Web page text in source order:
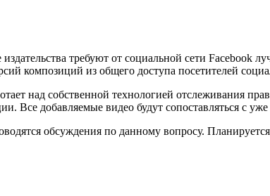
требуют от социальной сети Facebook
композиций из общего доступа посетителей
над собственной технологией отслеживания
Все добавляемые видео будут сопоставляться с
обсуждения по данному вопросу.